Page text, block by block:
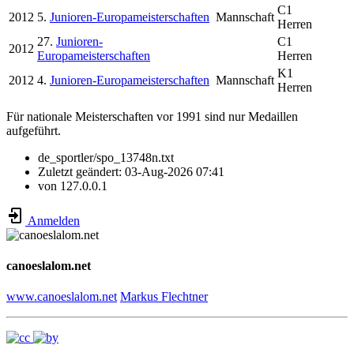
2012 5. Junioren-Europameisterschaften Mannschaft
C1
Herren
2012
27. Junioren-
Europameisterschaften
C1
Herren
2012 4. Junioren-Europameisterschaften Mannschaft
K1
Herren
Für nationale Meisterschaften vor 1991 sind nur Medaillen
aufgeführt.
de_sportler/spo_13748n.txt
Zuletzt geändert: 03-Aug-2026 07:41
von 127.0.0.1
Anmelden
canoeslalom.net
www.canoeslalom.net Markus Flechtner